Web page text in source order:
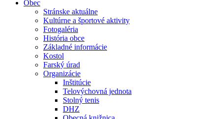
Obec
Stránske aktuálne
Kultúrne a športové aktivity
Fotogaléria
História obce
Základné informácie
Kostol
Farský úrad
Organizácie
Inštitúcie
Telovýchovná jednota
Stolný tenis
DHZ